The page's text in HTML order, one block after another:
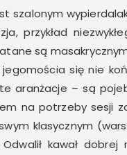
szalonym
przykład
są
się nie
aranżacje – są
na potrzeby sesji
klasycznym
Odwalił kawał